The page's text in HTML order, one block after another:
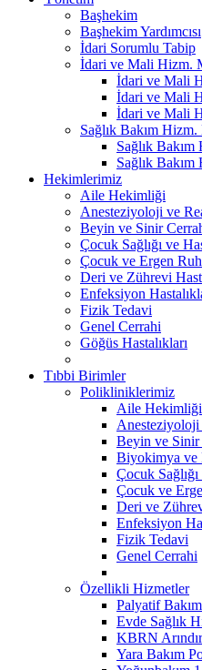
Başhekim
Başhekim Yardımcısı
İdari Sorumlu Tabip
İdari ve Mali Hizm.
İdari ve Mali
İdari ve Mali
İdari ve Mali
Sağlık Bakım
Sağlık
Sağlık Bakım
Hekimlerimiz
Aile Hekimliği
Anesteziyoloji ve
Beyin ve Sinir
Çocuk Sağlığı ve
Çocuk ve Ergen Ruh
Deri ve Zührevi
Enfeksiyon
Fizik Tedavi
Genel Cerrahi
Göğüs Hastalıkları
Tıbbi Birimler
Polikliniklerimiz
Aile Hekimliği
Anesteziyoloji
Beyin ve Sinir
Biyokimya
Çocuk
Çocuk ve
Deri ve
Enfeksiyon
Fizik Tedavi
Genel Cerrahi
Özellikli Hizmetler
Palyatif
Evde Sağlık
KBRN
Yara Bakım